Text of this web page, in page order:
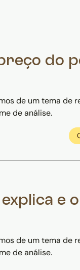
do
de um tema de
de análise.
e
de um tema de
de análise.